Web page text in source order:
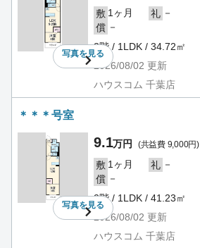
写真を見る
敷 1ヶ月 礼 －
償 －
2階 / 1LDK / 34.72㎡
2026/08/02 更新
ハウスコム 千葉店
＊＊＊号室
写真を見る
9.1万円 (共益費 9,000円)
敷 1ヶ月 礼 －
償 －
2階 / 1LDK / 41.23㎡
2026/08/02 更新
ハウスコム 千葉店